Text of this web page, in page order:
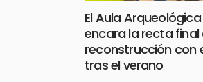
El Aula
encara la recta final
reconstrucción con
tras el verano